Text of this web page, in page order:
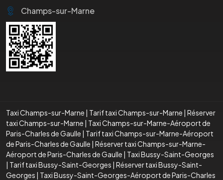
Champs-sur-Marne
Taxi Champs-sur-Marne | Tarif taxi Champs-sur-Marne | Réserver
taxi Champs-sur-Marne | Taxi Champs-sur-Marne-Aéroport de
Paris-Charles de Gaulle | Tarif taxi Champs-sur-Marne-Aéroport
de Paris-Charles de Gaulle | Réserver taxi Champs-sur-Marne-
Aéroport de Paris-Charles de Gaulle | Taxi Bussy-Saint-Georges
| Tarif taxi Bussy-Saint-Georges | Réserver taxi Bussy-Saint-
Georges | Taxi Bussy-Saint-Georges-Aéroport de Paris-Charles